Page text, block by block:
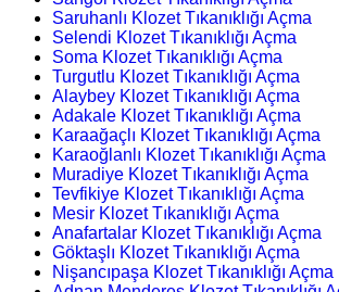
Saruhanlı Klozet Tıkanıklığı Açma
Selendi Klozet Tıkanıklığı Açma
Soma Klozet Tıkanıklığı Açma
Turgutlu Klozet Tıkanıklığı Açma
Alaybey Klozet Tıkanıklığı Açma
Adakale Klozet Tıkanıklığı Açma
Karaağaçlı Klozet Tıkanıklığı Açma
Karaoğlanlı Klozet Tıkanıklığı Açma
Muradiye Klozet Tıkanıklığı Açma
Tevfikiye Klozet Tıkanıklığı Açma
Mesir Klozet Tıkanıklığı Açma
Anafartalar Klozet Tıkanıklığı Açma
Göktaşlı Klozet Tıkanıklığı Açma
Nişancıpaşa Klozet Tıkanıklığı Açma